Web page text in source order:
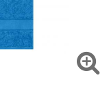
votre besoin
finaux 